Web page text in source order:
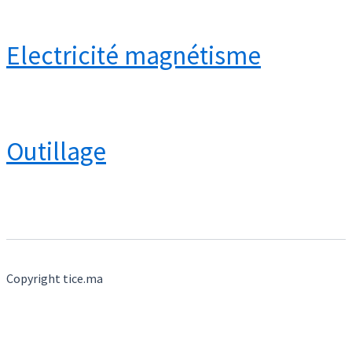
Electricité magnétisme
Outillage
Copyright tice.ma